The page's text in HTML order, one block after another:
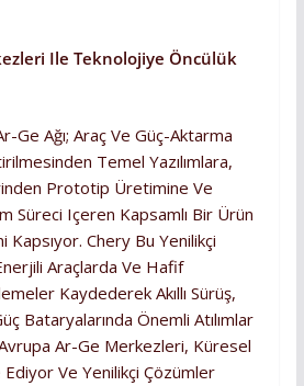
Ile Teknolojiye Öncülük
Ge Ağı; Araç Ve Güç-Aktarma
Temel Yazılımlara,
Prototip Üretimine Ve
Süreci Içeren Kapsamlı Bir Ürün
Chery Bu Yenilikçi
Araçlarda Ve Hafif
Kaydederek Akıllı Sürüş,
Bataryalarında Önemli Atılımlar
Avrupa Ar-Ge Merkezleri, Küresel
Ediyor Ve Yenilikçi Çözümler